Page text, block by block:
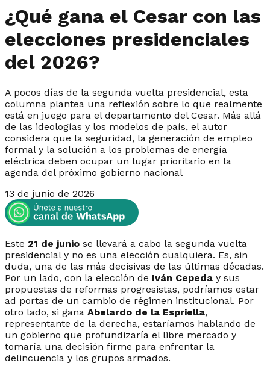
¿Qué gana el Cesar con las
elecciones presidenciales
del 2026?
A pocos días de la segunda vuelta presidencial, esta
columna plantea una reflexión sobre lo que realmente
está en juego para el departamento del Cesar. Más allá
de las ideologías y los modelos de país, el autor
considera que la seguridad, la generación de empleo
formal y la solución a los problemas de energía
eléctrica deben ocupar un lugar prioritario en la
agenda del próximo gobierno nacional
13 de junio de 2026
Este 21 de junio se llevará a cabo la segunda vuelta
presidencial y no es una elección cualquiera. Es, sin
duda, una de las más decisivas de las últimas décadas.
Por un lado, con la elección de Iván Cepeda y sus
propuestas de reformas progresistas, podríamos estar
ad portas de un cambio de régimen institucional. Por
otro lado, si gana Abelardo de la Espriella,
representante de la derecha, estaríamos hablando de
un gobierno que profundizaría el libre mercado y
tomaría una decisión firme para enfrentar la
delincuencia y los grupos armados.